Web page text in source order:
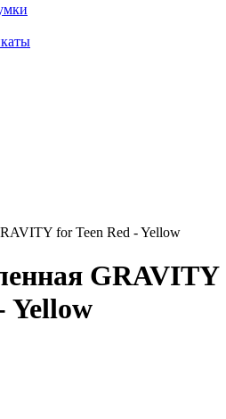
for Teen Red - Yellow
GRAVITY
Yellow